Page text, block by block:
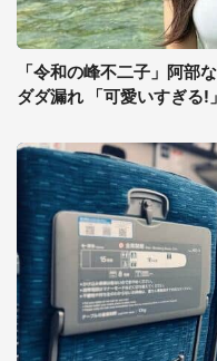
「令和の峰不二子」阿部
ダダ漏れ 「可愛いすぎる!